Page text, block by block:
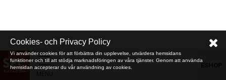
Cookies- och Privacy Policy
Vi använder cookies för att förbättra din upplevelse, utvärdera hemsidans
funktioner och till att stödja marknadsföringen av våra tjänster. Genom att använda
hemsidan accepterar du vår användning av cookies.